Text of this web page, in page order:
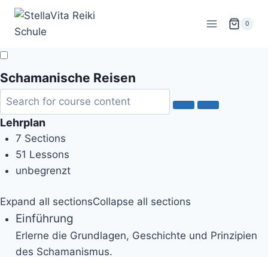
Zum
springen
0
Schamanische Reisen
Lehrplan
7 Sections
51 Lessons
unbegrenzt
Expand all sectionsCollapse all sections
Einführung
Erlerne die Grundlagen, Geschichte und Prinzipien
des Schamanismus.